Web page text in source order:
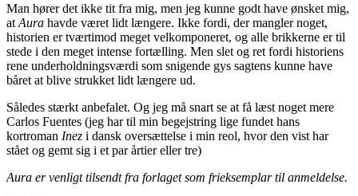
Man hører det ikke tit fra mig, men jeg kunne godt have ønsket mig,
at Aura havde været lidt længere. Ikke fordi, der mangler noget,
historien er tværtimod meget velkomponeret, og alle brikkerne er til
stede i den meget intense fortælling. Men slet og ret fordi historiens
rene underholdningsværdi som snigende gys sagtens kunne have
båret at blive strukket lidt længere ud.
Således stærkt anbefalet. Og jeg må snart se at få læst noget mere
Carlos Fuentes (jeg har til min begejstring lige fundet hans
kortroman Inez i dansk oversættelse i min reol, hvor den vist har
stået og gemt sig i et par årtier eller tre)
Aura er venligt tilsendt fra forlaget som frieksemplar til anmeldelse.